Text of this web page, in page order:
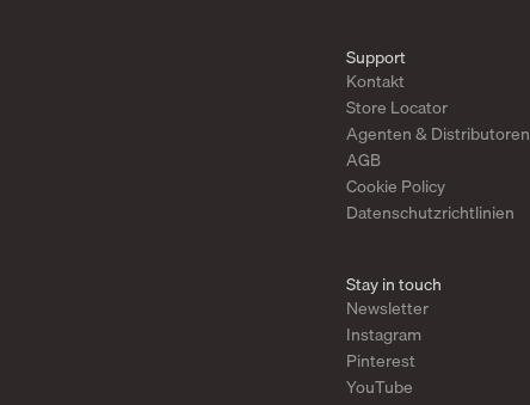
Support
Kontakt
Store Locator
Agenten & Distributoren
AGB
Cookie Policy
Datenschutzrichtlinien
Stay in touch
Newsletter
Instagram
Pinterest
YouTube